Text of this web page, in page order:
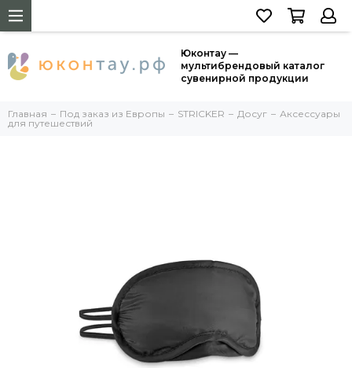
Юконтау —
мультибрендовый каталог
сувенирной продукции
Главная Под заказ из Европы STRICKER Досуг
Аксессуары
для путешествий